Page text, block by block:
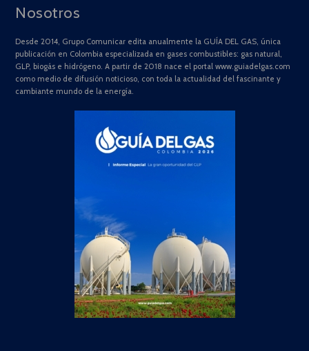
Nosotros
Desde 2014, Grupo Comunicar edita anualmente la GUÍA DEL GAS, única
publicación en Colombia especializada en gases combustibles: gas natural,
GLP, biogás e hidrógeno. A partir de 2018 nace el portal www.guiadelgas.com
como medio de difusión noticioso, con toda la actualidad del fascinante y
cambiante mundo de la energía.